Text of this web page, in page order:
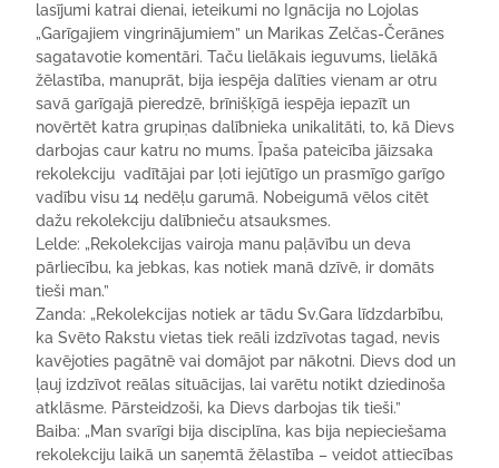
lasījumi katrai dienai, ieteikumi no Ignācija no Lojolas
„Garīgajiem vingrinājumiem” un Marikas Zelčas-Čerānes
sagatavotie komentāri. Taču lielākais ieguvums, lielākā
žēlastība, manuprāt, bija iespēja dalīties vienam ar otru
savā garīgajā pieredzē, brīnišķīgā iespēja iepazīt un
novērtēt katra grupiņas dalībnieka unikalitāti, to, kā Dievs
darbojas caur katru no mums. Īpaša pateicība jāizsaka
rekolekciju vadītājai par ļoti iejūtīgo un prasmīgo garīgo
vadību visu 14 nedēļu garumā. Nobeigumā vēlos citēt
dažu rekolekciju dalībnieču atsauksmes.
Lelde: „Rekolekcijas vairoja manu paļāvību un deva
pārliecību, ka jebkas, kas notiek manā dzīvē, ir domāts
tieši man.”
Zanda: „Rekolekcijas notiek ar tādu Sv.Gara līdzdarbību,
ka Svēto Rakstu vietas tiek reāli izdzīvotas tagad, nevis
kavējoties pagātnē vai domājot par nākotni. Dievs dod un
ļauj izdzīvot reālas situācijas, lai varētu notikt dziedinoša
atklāsme. Pārsteidzoši, ka Dievs darbojas tik tieši.”
Baiba: „Man svarīgi bija disciplīna, kas bija nepieciešama
rekolekciju laikā un saņemtā žēlastība – veidot attiecības